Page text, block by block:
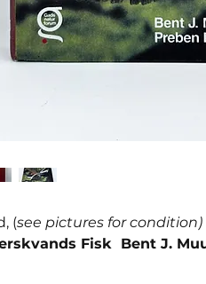
(see pictures for condition)
Fisk Bent J.